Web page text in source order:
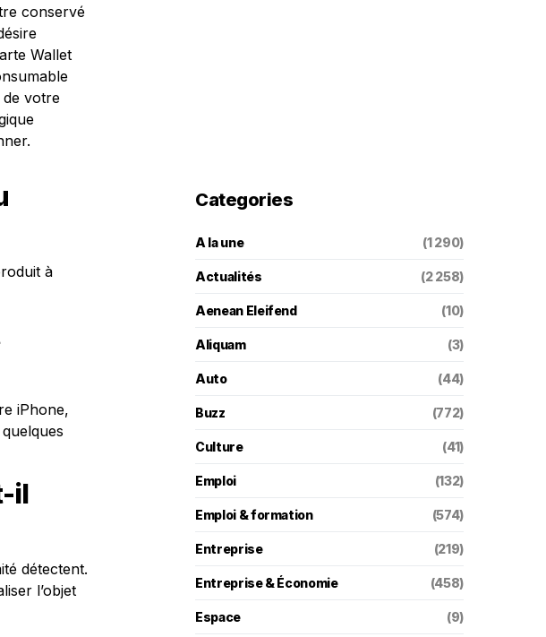
conservé
Wallet
de votre
à
iPhone,
il
détectent.
l’objet
Categories
A la une (1 290)
Actualités (2 258)
Aenean Eleifend (10)
Aliquam (3)
Auto (44)
Buzz (772)
Culture (41)
Emploi (132)
Emploi & formation (574)
Entreprise (219)
Entreprise & Économie (458)
Espace (9)